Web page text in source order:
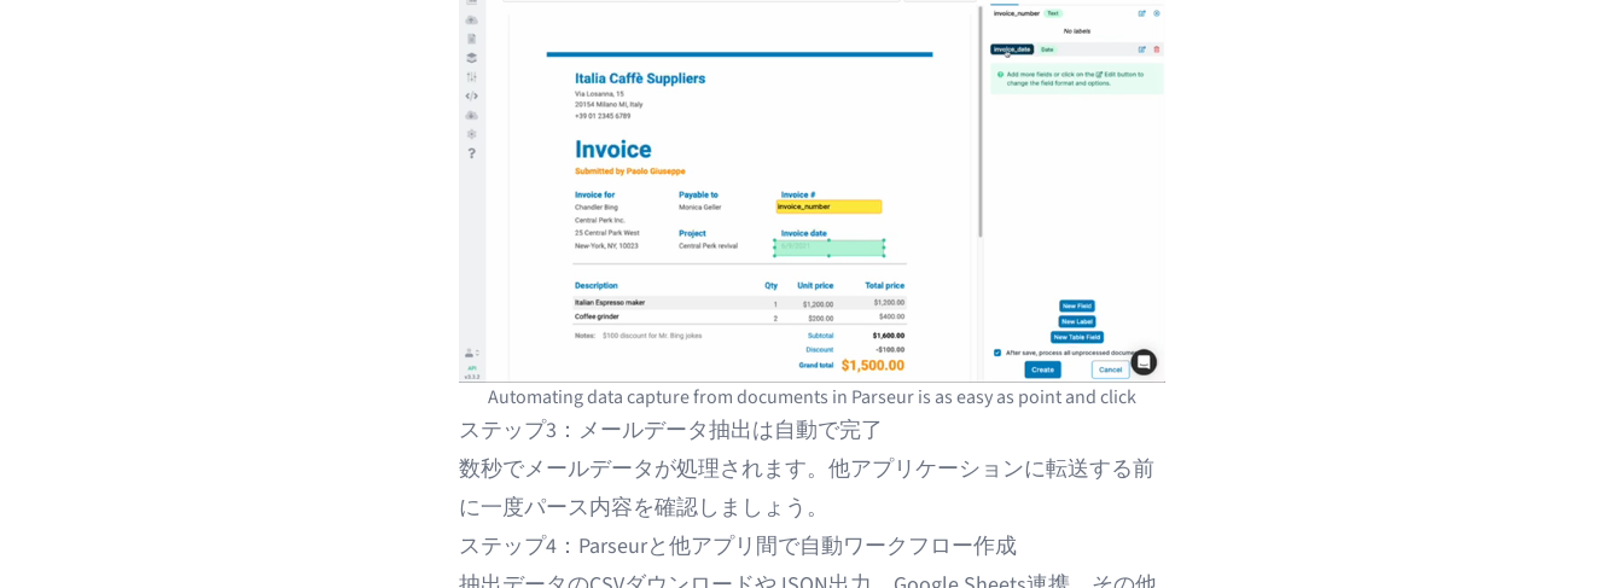
Automating data capture from documents in Parseur is as easy as point and click
ステップ3：メールデータ抽出は自動で完了
数秒でメールデータが処理されます。他アプリケーションに転送する前
に一度パース内容を確認しましょう。
ステップ4：Parseurと他アプリ間で自動ワークフロー作成